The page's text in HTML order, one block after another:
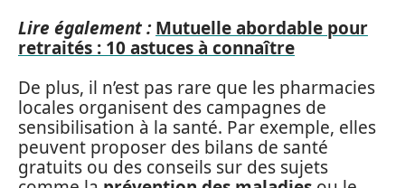
Lire également : Mutuelle abordable pour
retraités : 10 astuces à connaître
De plus, il n’est pas rare que les pharmacies
locales organisent des campagnes de
sensibilisation à la santé. Par exemple, elles
peuvent proposer des bilans de santé
gratuits ou des conseils sur des sujets